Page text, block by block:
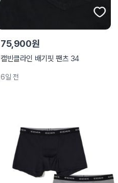
75,900원
캘빈클라인 배기핏 팬츠 34
6일 전